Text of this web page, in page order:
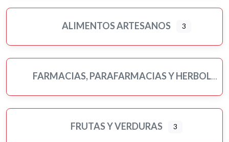
ALIMENTOS ARTESANOS 3
FARMACIAS, PARAFARMACIAS Y HERBOLARIOS
FRUTAS Y VERDURAS 3